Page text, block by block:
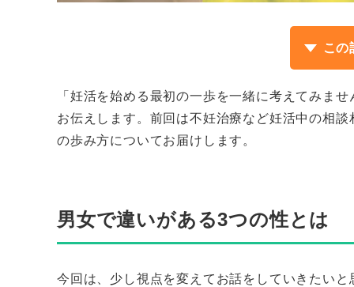
この
「妊活を始める最初の一歩を一緒に考えてみま
お伝えします。前回は不妊治療など妊活中の相
の歩み方についてお届けします。
男女で違いがある3つの性とは
今回は、少し視点を変えてお話をしていきたい